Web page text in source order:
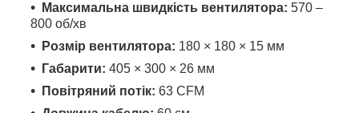
Максимальна швидкість вентилятора: 570 –
800 об/хв
Розмір вентилятора: 180 × 180 × 15 мм
Габарити: 405 × 300 × 26 мм
Повітряний потік: 63 CFM